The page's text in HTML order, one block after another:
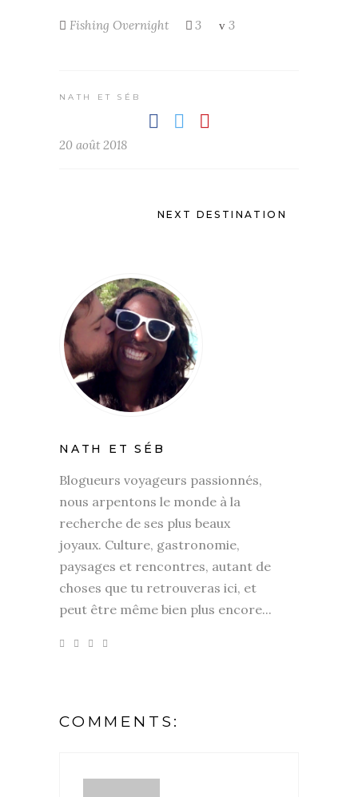
Fishing Overnight 3 3
NATH ET SÉB
20 août 2018
NEXT DESTINATION
NATH ET SÉB
Blogueurs voyageurs passionnés,
nous arpentons le monde à la
recherche de ses plus beaux
joyaux. Culture, gastronomie,
paysages et rencontres, autant de
choses que tu retrouveras ici, et
peut être même bien plus encore...
COMMENTS: